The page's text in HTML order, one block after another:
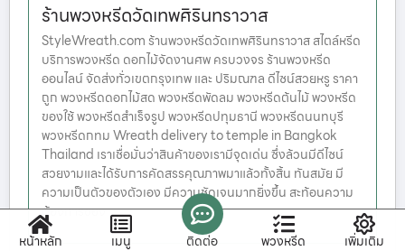
ร้านพวงหรีดวัดเทพศิรินทราวาส
StyleWreath.com ร้านพวงหรีดวัดเทพศิรินทราวาส สไตล์หรีด
บริการพวงหรีด ดอกไม้จัดงานศพ ครบวงจร ร้านพวงหรีด
ออนไลน์ จัดส่งทั่วเขตกรุงเทพ และ ปริมณฑล ดีไซน์สวยหรู ราคา
ถูก พวงหรีดดอกไม้สด พวงหรีดพัดลม พวงหรีดต้นไม้ พวงหรีด
ของใช้ พวงหรีดสำเร็จรูป พวงหรีดปทุมธานี พวงหรีดนนทบุรี
พวงหรีดกทม Wreath delivery to temple in Bangkok
Thailand เราเชื่อมั่นว่าสินค้าของเรามีจุดเด่น ซึ่งล้วนมีดีไซน์
สวยงามและได้รับการคัดสรรคุณภาพมาแล้วทั้งสิ้น ทันสมัย มี
ความเป็นตัวของตัวเอง มีความชัดเจนมากยิ่งขึ้น สะท้อนความ
ต้องการของ
หน้าหลัก
เมนู ติดต่อ พวงหรีด เพิ่มเติม